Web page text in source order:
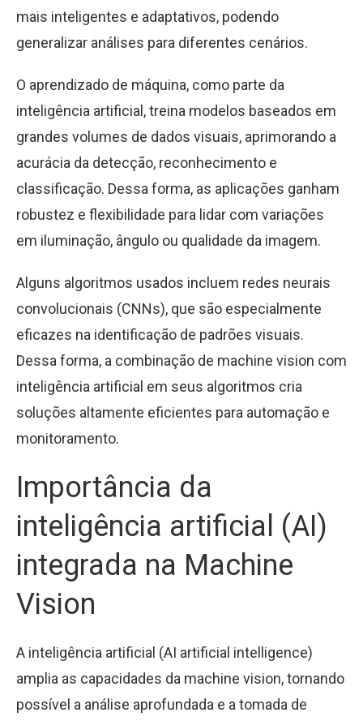
mais inteligentes e adaptativos, podendo
generalizar análises para diferentes cenários.
O aprendizado de máquina, como parte da
inteligência artificial, treina modelos baseados em
grandes volumes de dados visuais, aprimorando a
acurácia da detecção, reconhecimento e
classificação. Dessa forma, as aplicações ganham
robustez e flexibilidade para lidar com variações
em iluminação, ângulo ou qualidade da imagem.
Alguns algoritmos usados incluem redes neurais
convolucionais (CNNs), que são especialmente
eficazes na identificação de padrões visuais.
Dessa forma, a combinação de machine vision com
inteligência artificial em seus algoritmos cria
soluções altamente eficientes para automação e
monitoramento.
Importância da
inteligência artificial (AI)
integrada na Machine
Vision
A inteligência artificial (AI artificial intelligence)
amplia as capacidades da machine vision, tornando
possível a análise aprofundada e a tomada de